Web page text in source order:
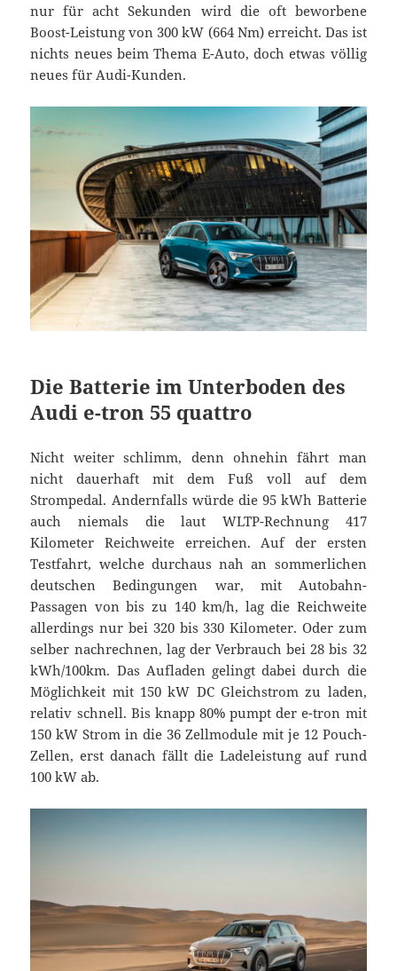
nur für acht Sekunden wird die oft beworbene
Boost-Leistung von 300 kW (664 Nm) erreicht. Das ist
nichts neues beim Thema E-Auto, doch etwas völlig
neues für Audi-Kunden.
Die Batterie im Unterboden des
Audi e-tron 55 quattro
Nicht weiter schlimm, denn ohnehin fährt man
nicht dauerhaft mit dem Fuß voll auf dem
Strompedal. Andernfalls würde die 95 kWh Batterie
auch niemals die laut WLTP-Rechnung 417
Kilometer Reichweite erreichen. Auf der ersten
Testfahrt, welche durchaus nah an sommerlichen
deutschen Bedingungen war, mit Autobahn-
Passagen von bis zu 140 km/h, lag die Reichweite
allerdings nur bei 320 bis 330 Kilometer. Oder zum
selber nachrechnen, lag der Verbrauch bei 28 bis 32
kWh/100km. Das Aufladen gelingt dabei durch die
Möglichkeit mit 150 kW DC Gleichstrom zu laden,
relativ schnell. Bis knapp 80% pumpt der e-tron mit
150 kW Strom in die 36 Zellmodule mit je 12 Pouch-
Zellen, erst danach fällt die Ladeleistung auf rund
100 kW ab.